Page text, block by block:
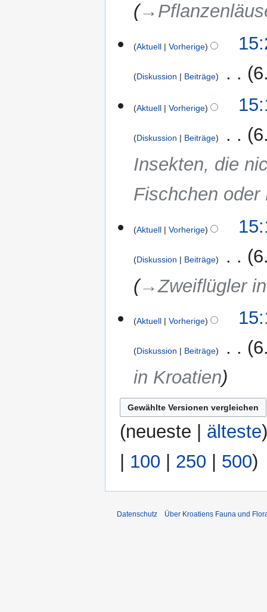
Aktuell Vorherige
Diskussion Beiträge
Aktuell Vorherige
Diskussion Beiträge
Insekten, die
Fischchen
Aktuell Vorherige
Diskussion Beiträge
→‎Zweiflügler
Aktuell Vorherige
Diskussion Beiträge
in Kroatien
(neueste älteste
100 250 500)
Datenschutz Über Kroatiens Fauna und